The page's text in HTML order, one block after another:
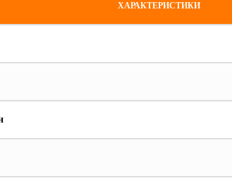
ХАРАКТЕРИСТИКИ